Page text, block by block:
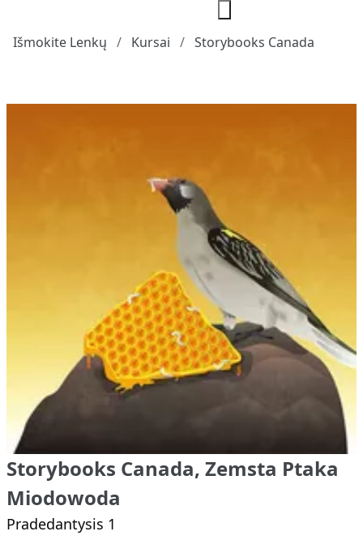
Išmokite Lenkų Kursai Storybooks Canada
Storybooks Canada, Zemsta Ptaka
Miodowoda
Pradedantysis 1